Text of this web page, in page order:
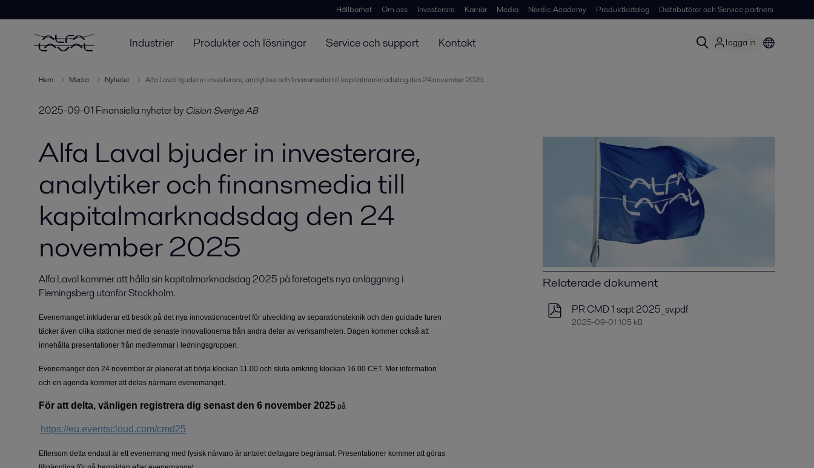
Hållbarhet Om oss Investerare Karriär Media Nordic Academy Produktkatalog Distributörer och Service partners
Industrier Produkter och lösningar Service och support Kontakt logga in
Hem Media Nyheter Alfa Laval bjuder in investerare, analytiker och finansmedia till kapitalmarknadsdag den 24 november 2025
2025-09-01 Finansiella nyheterby Cision Sverige AB
Alfa Laval bjuder in investerare,
analytiker och finansmedia till
kapitalmarknadsdag den 24
november 2025
Alfa Laval kommer att hålla sin kapitalmarknadsdag 2025 på företagets nya anläggning i
Flemingsberg utanför Stockholm.
Evenemanget inkluderar ett besök på det nya innovationscentret för utveckling av separationsteknik och den guidade turen
täcker även olika stationer med de senaste innovationerna från andra delar av verksamheten. Dagen kommer också att
innehålla presentationer från medlemmar i ledningsgruppen.
Evenemanget den 24 november är planerat att börja klockan 11.00 och sluta omkring klockan 16.00 CET. Mer information
och en agenda kommer att delas närmare evenemanget.
För att delta, vänligen registrera dig senast den 6 november 2025 på
https://eu.eventscloud.com/cmd25
Eftersom detta endast är ett evenemang med fysisk närvaro är antalet deltagare begränsat. Presentationer kommer att göras
Relaterade dokument
PR CMD 1 sept 2025_sv.pdf
2025-09-01 105 kB